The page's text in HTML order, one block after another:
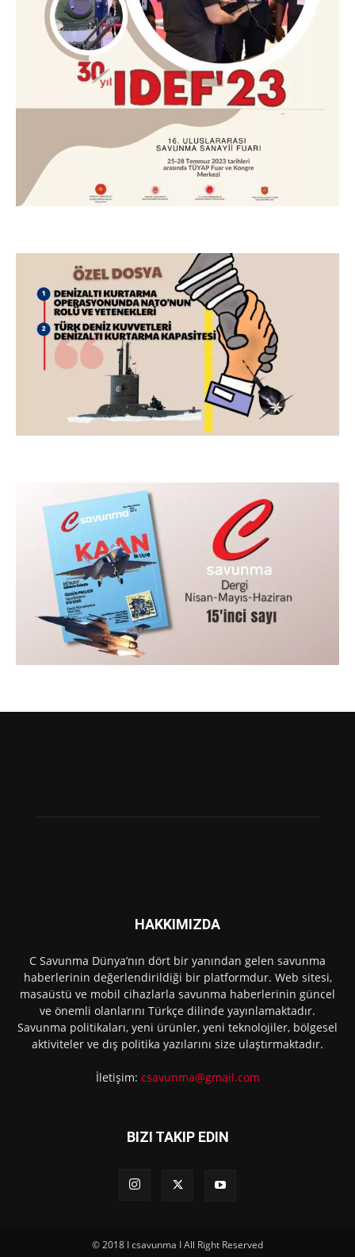
HAKKIMIZDA
C Savunma Dünya’nın dört bir yanından gelen savunma
haberlerinin değerlendirildiği bir platformdur. Web sitesi,
masaüstü ve mobil cihazlarla savunma haberlerinin güncel
ve önemli olanlarını Türkçe dilinde yayınlamaktadır.
Savunma politikaları, yeni ürünler, yeni teknolojiler, bölgesel
aktiviteler ve dış politika yazılarını size ulaştırmaktadır.
İletişim: csavunma@gmail.com
BIZI TAKIP EDIN
© 2018 I csavunma I All Right Reserved